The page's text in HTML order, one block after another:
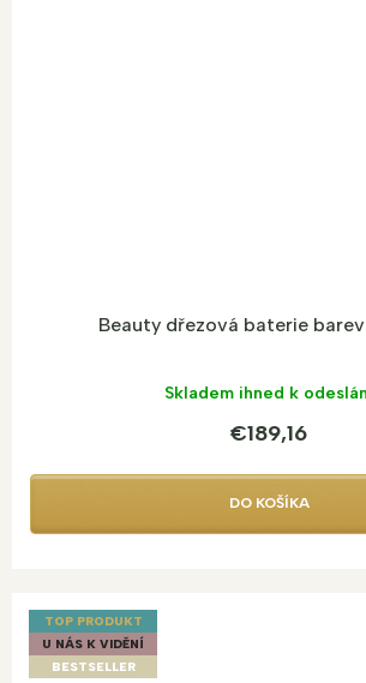
Beauty dřezová baterie
Skladem ihned k
€189,16
DO KOŠÍKA
TOP PRODUKT
U NÁS K VIDĚNÍ
BESTSELLER